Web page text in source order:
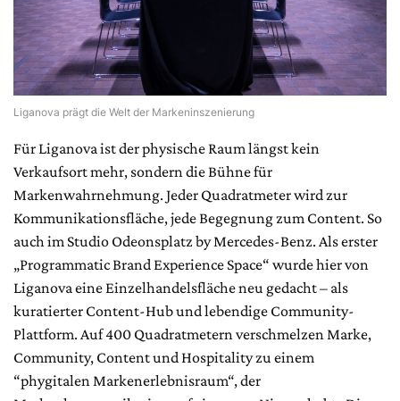
Liganova prägt die Welt der Markeninszenierung
Für Liganova ist der physische Raum längst kein
Verkaufsort mehr, sondern die Bühne für
Markenwahrnehmung. Jeder Quadratmeter wird zur
Kommunikationsfläche, jede Begegnung zum Content. So
auch im Studio Odeonsplatz by Mercedes-Benz. Als erster
„Programmatic Brand Experience Space“ wurde hier von
Liganova eine Einzelhandelsfläche neu gedacht – als
kuratierter Content-Hub und lebendige Community-
Plattform. Auf 400 Quadratmetern verschmelzen Marke,
Community, Content und Hospitality zu einem
“phygitalen Markenerlebnisraum“, der